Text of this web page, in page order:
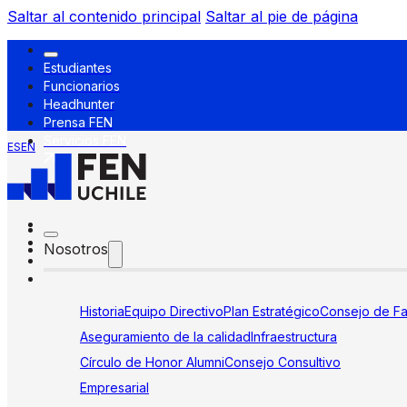
Saltar al contenido principal Saltar al pie de página
Estudiantes
Funcionarios
Headhunter
Prensa FEN
ESEN
Nosotros
HistoriaEquipo DirectivoPlan EstratégicoConsejo de
Aseguramiento de la calidadInfraestructura
Círculo de Honor AlumniConsejo Consultivo
Empresarial